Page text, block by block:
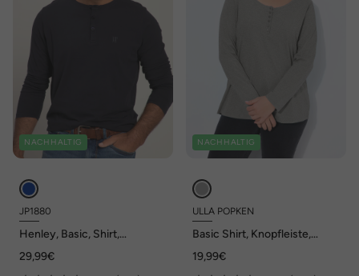
NACHHALTIG
JP1880
Henley, Basic, Shirt,
29,99€
NACHHALTIG
ULLA POPKEN
Basic Shirt, Knopfleiste,
19,99€